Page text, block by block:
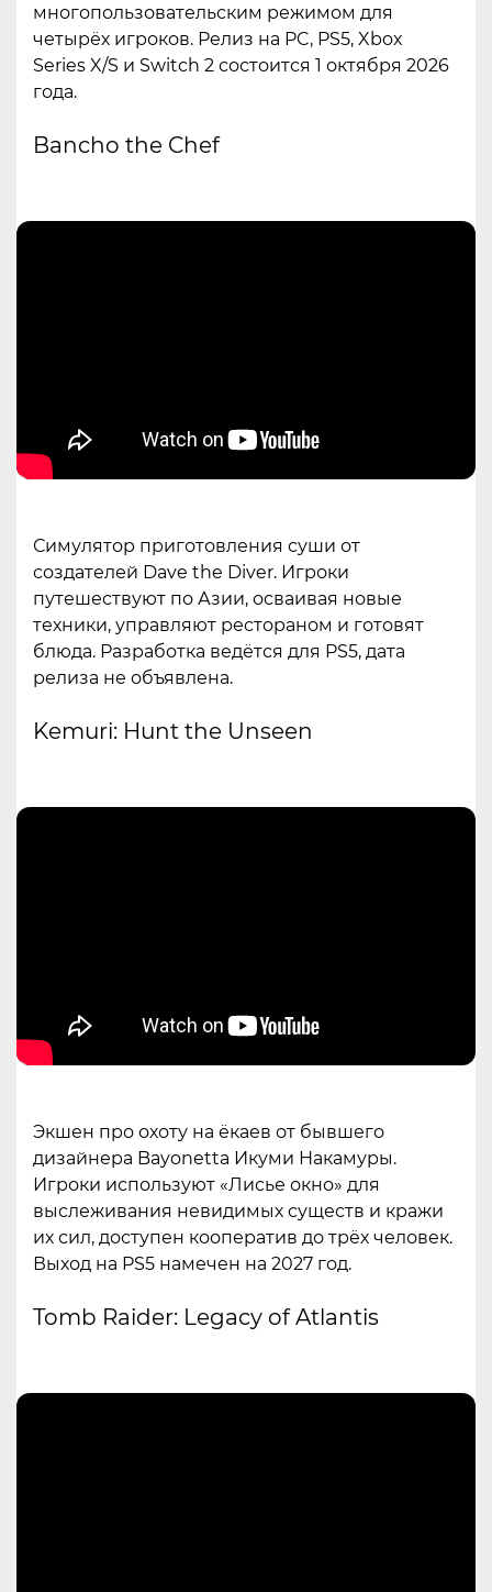
многопользовательским режимом для
четырёх игроков. Релиз на PC, PS5, Xbox
Series X/S и Switch 2 состоится 1 октября 2026
года.
Bancho the Chef
Симулятор приготовления суши от
создателей Dave the Diver. Игроки
путешествуют по Азии, осваивая новые
техники, управляют рестораном и готовят
блюда. Разработка ведётся для PS5, дата
релиза не объявлена.
Kemuri: Hunt the Unseen
Экшен про охоту на ёкаев от бывшего
дизайнера Bayonetta Икуми Накамуры.
Игроки используют «Лисье окно» для
выслеживания невидимых существ и кражи
их сил, доступен кооператив до трёх человек.
Выход на PS5 намечен на 2027 год.
Tomb Raider: Legacy of Atlantis